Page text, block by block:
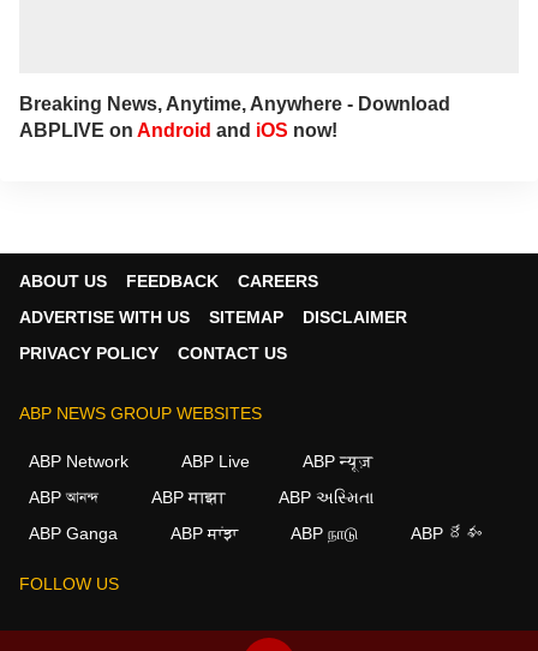
Breaking News, Anytime, Anywhere - Download
ABPLIVE on Android and iOS now!
ABOUT US FEEDBACK
CAREERS
ADVERTISE WITH US
SITEMAP
DISCLAIMER
PRIVACY POLICY
CONTACT US
ABP NEWS GROUP WEBSITES
ABP Network ABP Live
ABP न्यूज़
ABP আনন্দ
ABP माझा
ABP અસ્મિતા
ABP Ganga
ABP ਸਾਂਝਾ ABP நாடு ABP దేశం
FOLLOW US
We use cookies to improve your experience, analyze
agree to our use of cookies.